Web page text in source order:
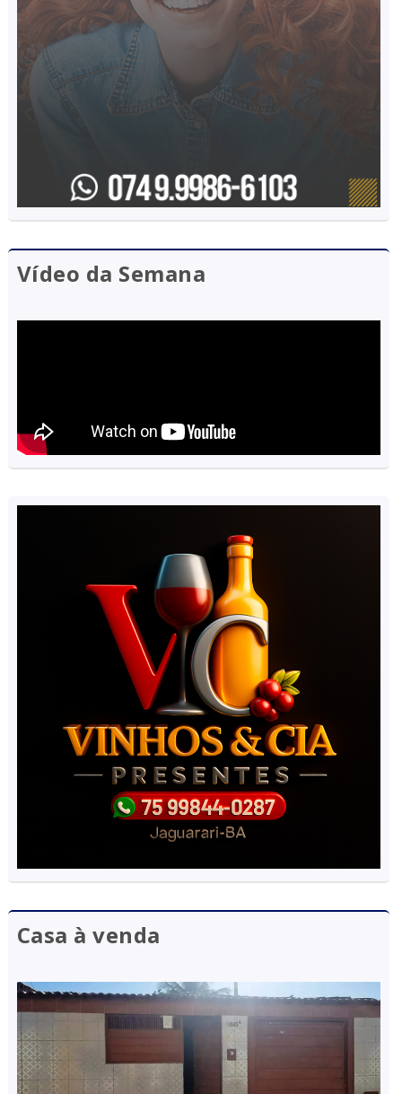
Vídeo da Semana
Casa à venda